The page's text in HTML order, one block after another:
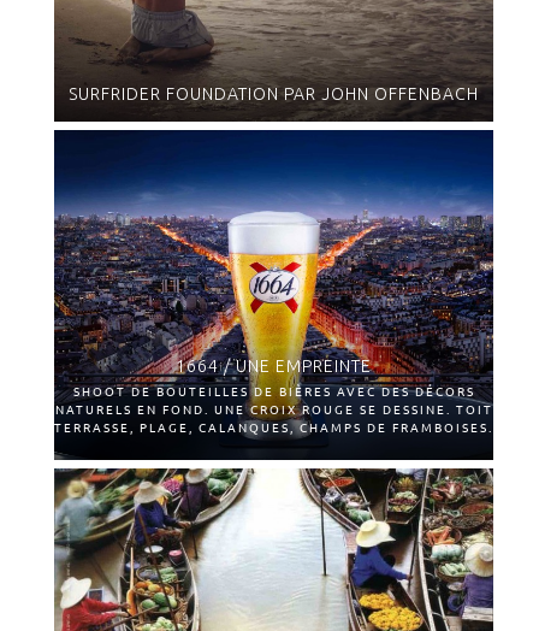
SURFRIDER FOUNDATION PAR JOHN OFFENBACH
1664 / UNE EMPREINTE
SHOOT DE BOUTEILLES DE BIÈRES AVEC DES DÉCORS
NATURELS EN FOND. UNE CROIX ROUGE SE DESSINE. TOIT
TERRASSE, PLAGE, CALANQUES, CHAMPS DE FRAMBOISES.